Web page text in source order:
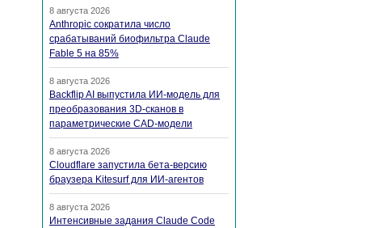
8 августа 2026
Anthropic сократила число
срабатываний биофильтра Claude
Fable 5 на 85%
8 августа 2026
Backflip AI выпустила ИИ-модель для
преобразования 3D-сканов в
параметрические CAD-модели
8 августа 2026
Cloudflare запустила бета-версию
браузера Kitesurf для ИИ-агентов
8 августа 2026
Интенсивные задания Claude Code